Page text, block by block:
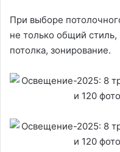
При выборе
не только общий
потолка, зонирование.